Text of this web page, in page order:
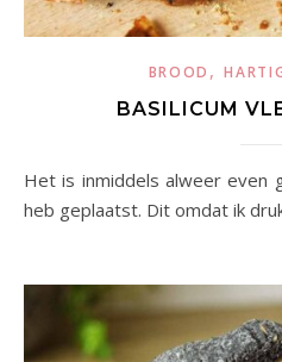
BROOD ,
BASILICUM
Het is inmiddels alweer even geleden dat ik een berichtje
heb geplaatst. Dit omdat ik